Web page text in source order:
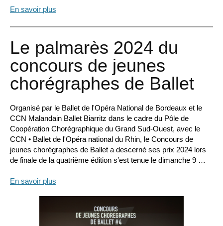
En savoir plus
Le palmarès 2024 du
concours de jeunes
chorégraphes de Ballet
Organisé par le Ballet de l'Opéra National de Bordeaux et le
CCN Malandain Ballet Biarritz dans le cadre du Pôle de
Coopération Chorégraphique du Grand Sud-Ouest, avec le
CCN • Ballet de l'Opéra national du Rhin, le Concours de
jeunes chorégraphes de Ballet a descerné ses prix 2024 lors
de finale de la quatrième édition s’est tenue le dimanche 9 …
En savoir plus